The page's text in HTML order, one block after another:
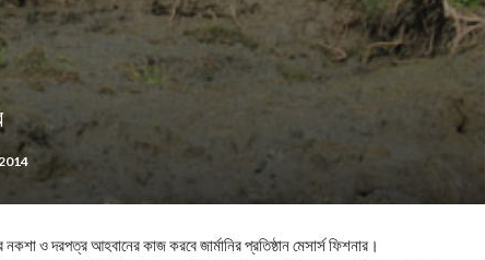
ও দরপত্র আহবানের কাজ করবে জার্মানির প্রতিষ্ঠান মেসার্স ফিশনার।